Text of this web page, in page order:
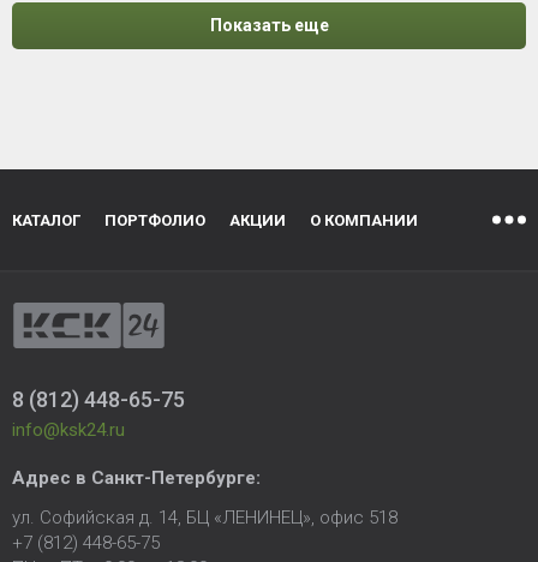
Показать еще
КАТАЛОГ ПОРТФОЛИО АКЦИИ О КОМПАНИИ
8 (812) 448-65-75
info@ksk24.ru
Адрес в Санкт-Петербурге:
ул. Софийская д. 14, БЦ «ЛЕНИНЕЦ», офис 518
+7 (812) 448-65-75